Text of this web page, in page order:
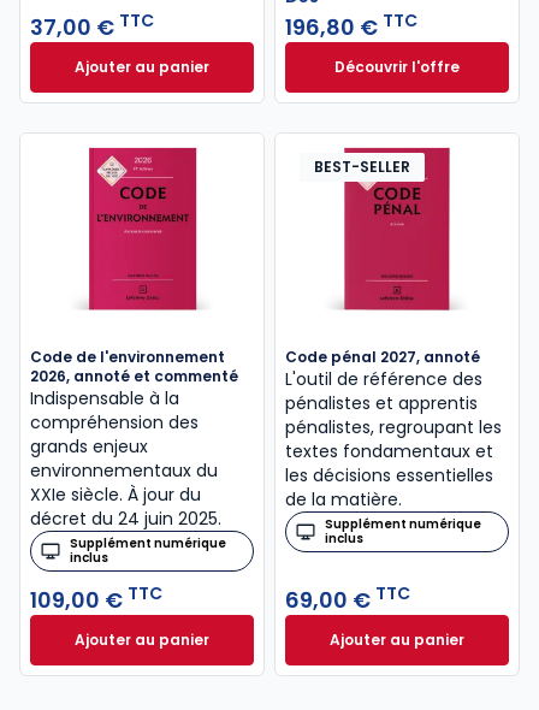
37,00 € TTC
Ajouter au panierCode pénal 2027 annoté. Édition limitée à 37,00 €
196,80 € TTC
Découvrir l'offreL'appel expert à
Dès
Code de l'environnement
2026, annoté et commenté
Indispensable à la
compréhension des
grands enjeux
environnementaux du
XXIe siècle. À jour du
décret du 24 juin 2025.
Supplément numérique
inclus
109,00 € TTC
Ajouter au panierCode de l'environnement 2026, annoté et
BEST-SELLER
Code pénal 2027, annoté
L'outil de référence des
pénalistes et apprentis
pénalistes, regroupant les
textes fondamentaux et
les décisions essentielles
de la matière.
Supplément numérique
inclus
69,00 € TTC
Ajouter au panierCode pénal 2027,